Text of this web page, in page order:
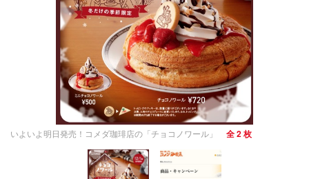
いよいよ明日発売！コメダ珈琲店の「チョコノワール」 全 2 枚